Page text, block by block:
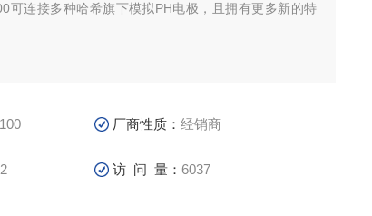
可连接多种哈希旗下模拟PH电极，且拥有更多新的特
厂商性质：经销商
访 问 量：6037